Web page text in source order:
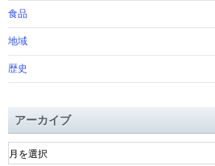
食品
地域
歴史
アーカイブ
ア
ー